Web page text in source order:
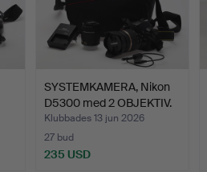
SYSTEMKAMERA, Nikon
D5300 med 2 OBJEKTIV.
Klubbades 13 jun 2026
27 bud
235 USD